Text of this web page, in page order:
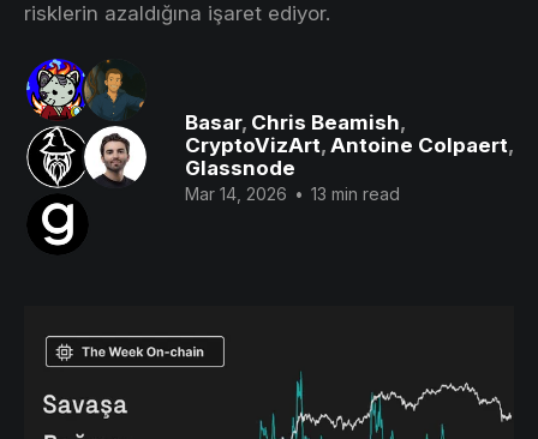
risklerin azaldığına işaret ediyor.
Basar, Chris Beamish,
CryptoVizArt,Antoine Colpaert,
Glassnode
Mar 14, 2026 • 13 min read